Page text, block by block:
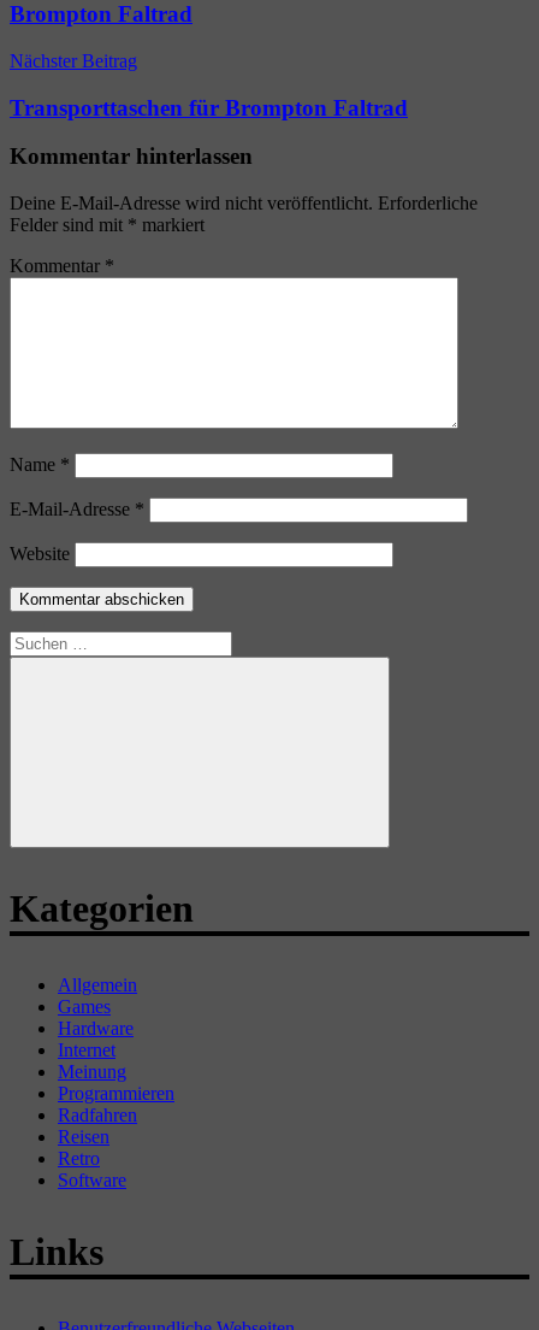
Brompton Faltrad
Nächster Beitrag
Transporttaschen für Brompton Faltrad
Kommentar hinterlassen
Deine E-Mail-Adresse wird nicht veröffentlicht. Erforderliche
Felder sind mit * markiert
Kommentar *
Name *
E-Mail-Adresse *
Website
Suchen
nach:
Suchen
Kategorien
Allgemein
Games
Hardware
Internet
Meinung
Programmieren
Radfahren
Reisen
Retro
Software
Links